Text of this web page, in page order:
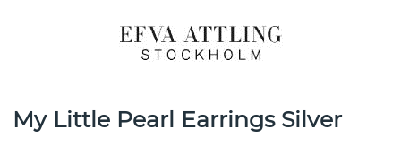
My Little Pearl Earrings Silver